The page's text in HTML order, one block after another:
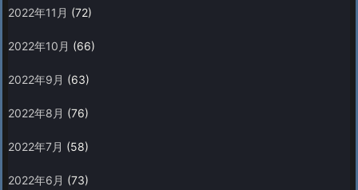
2022年11月 (72)
2022年10月 (66)
2022年9月 (63)
2022年8月 (76)
2022年7月 (58)
2022年6月 (73)